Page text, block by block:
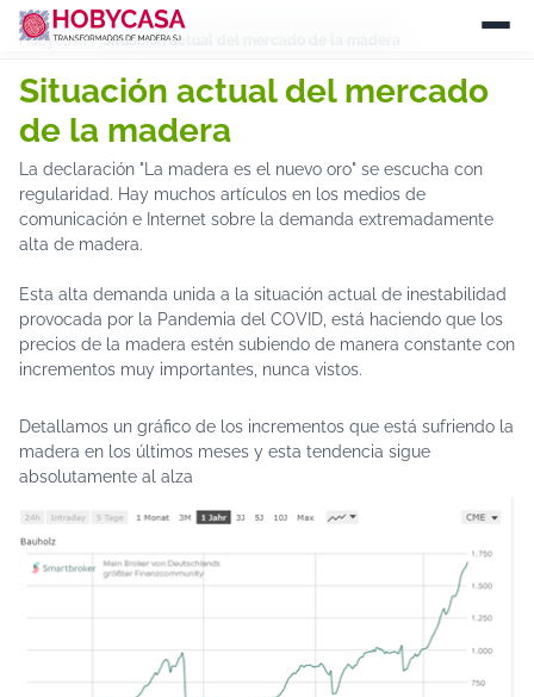
Hobycasa/Situación actual del mercado de la madera
Situación actual del mercado
de la madera
La declaración "La madera es el nuevo oro" se escucha con
regularidad. Hay muchos artículos en los medios de
comunicación e Internet sobre la demanda extremadamente
alta de madera.
Esta alta demanda unida a la situación actual de inestabilidad
provocada por la Pandemia del COVID, está haciendo que los
precios de la madera estén subiendo de manera constante con
incrementos muy importantes, nunca vistos.
Detallamos un gráfico de los incrementos que está sufriendo la
madera en los últimos meses y esta tendencia sigue
absolutamente al alza